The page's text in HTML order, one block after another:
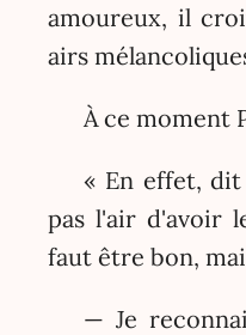
amoureux, il
airs
À ce moment
« En effet,
pas l'air d'avoir
faut être bon,
— Je